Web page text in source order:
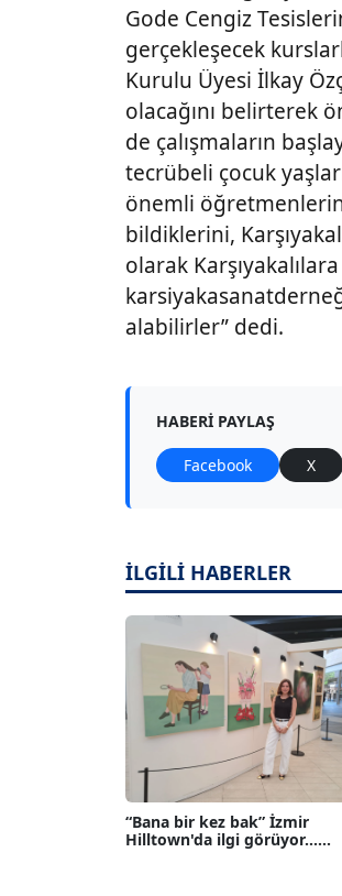
Gode Cengiz
gerçekleşecek
Kurulu Üyesi İlkay
olacağını belirterek
de çalışmaların
tecrübeli çocuk
önemli
bildiklerini,
olarak
alabilirler” dedi.
HABERI PAYLAŞ
Facebook X
İLGİLİ HABERLER
“Bana bir kez bak” İzmir
Hilltown'da ilgi görüyor......